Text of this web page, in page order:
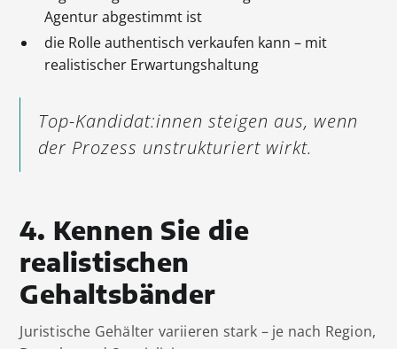
Agentur abgestimmt ist
die Rolle authentisch verkaufen kann – mit
realistischer Erwartungshaltung
Top-Kandidat:innen steigen aus, wenn
der Prozess unstrukturiert wirkt.
4. Kennen Sie die
realistischen
Gehaltsbänder
Juristische Gehälter variieren stark – je nach Region,